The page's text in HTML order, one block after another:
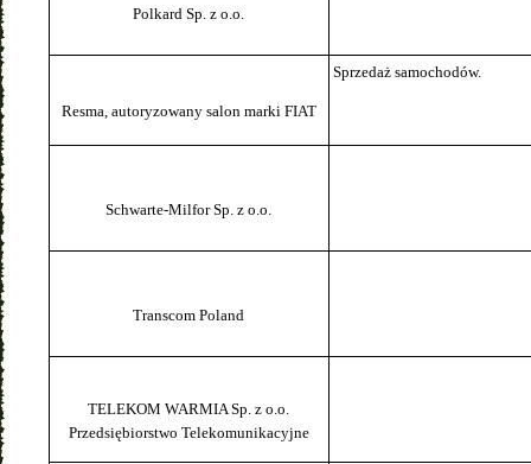
Polkard Sp. z o.o.
Resma, autoryzowany salon marki FIAT
Sprzedaż samochodów.
Schwarte-Milfor Sp. z o.o.
Transcom Poland
TELEKOM WARMIA Sp. z o.o.
Przedsiębiorstwo Telekomunikacyjne